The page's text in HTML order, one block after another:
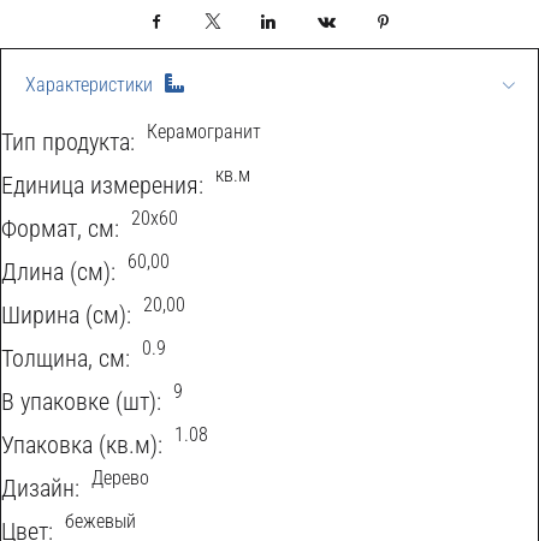
Характеристики
Тип продукта: Керамогранит
Eдиница измерения: кв.м
Формат, см: 20x60
Длина (см): 60,00
Ширина (см): 20,00
Толщина, см: 0.9
В упаковке (шт): 9
Упаковка (кв.м): 1.08
Дизайн: Дерево
Цвет: бежевый
Facebook LinkedIn VKontakte